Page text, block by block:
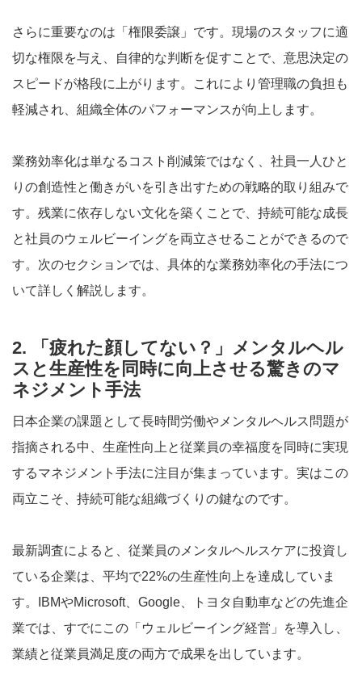
さらに重要なのは「権限委譲」です。現場のスタッフに適
切な権限を与え、自律的な判断を促すことで、意思決定の
スピードが格段に上がります。これにより管理職の負担も
軽減され、組織全体のパフォーマンスが向上します。
業務効率化は単なるコスト削減策ではなく、社員一人ひと
りの創造性と働きがいを引き出すための戦略的取り組みで
す。残業に依存しない文化を築くことで、持続可能な成長
と社員のウェルビーイングを両立させることができるので
す。次のセクションでは、具体的な業務効率化の手法につ
いて詳しく解説します。
2. 「疲れた顔してない？」メンタルヘル
スと生産性を同時に向上させる驚きのマ
ネジメント手法
日本企業の課題として長時間労働やメンタルヘルス問題が
指摘される中、生産性向上と従業員の幸福度を同時に実現
するマネジメント手法に注目が集まっています。実はこの
両立こそ、持続可能な組織づくりの鍵なのです。
最新調査によると、従業員のメンタルヘルスケアに投資し
ている企業は、平均で22%の生産性向上を達成していま
す。IBMやMicrosoft、Google、トヨタ自動車などの先進企
業では、すでにこの「ウェルビーイング経営」を導入し、
業績と従業員満足度の両方で成果を出しています。